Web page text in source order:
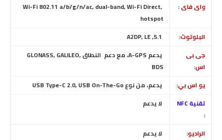
واى فاى :
Wi-Fi 802.11 a/b/g/n/ac, dual-band, Wi-Fi Direct,
hotspot
البلوتوث:
5.1, A2DP, LE
جى بى
اس:
يدعم A-GPS
، مع دعم النطاق GLONASS, GALILEO,
BDS
يو اس بي:
يدعم، من نوع USB Type-C 2.0, USB On-The-Go
تقنية NFC
:
لا يدعم
الراديو:
لا يدعم